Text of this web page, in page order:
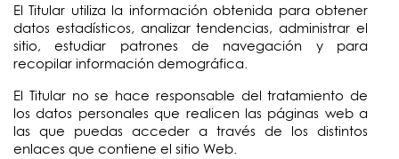
El Titular utiliza la información obtenida para obtener
datos estadísticos, analizar tendencias, administrar el
sitio, estudiar patrones de navegación y para
recopilar información demográfica.
El Titular no se hace responsable del tratamiento de
los datos personales que realicen las páginas web a
las que puedas acceder a través de los distintos
enlaces que contiene el sitio Web.